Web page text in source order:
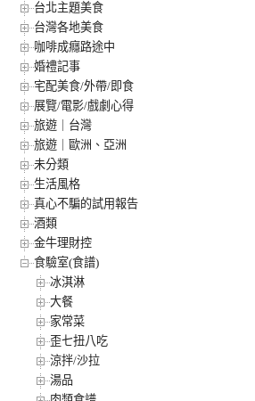
台北主題美食
台灣各地美食
咖啡成癮路途中
婚禮記事
宅配美食/外帶/即食
展覽/電影/戲劇心得
旅遊｜台灣
旅遊｜歐洲、亞洲
未分類
生活風格
真心不騙的試用報告
酒類
金牛理財控
食驗室(食譜)
冰淇淋
大餐
家常菜
歪七扭八吃
涼拌/沙拉
湯品